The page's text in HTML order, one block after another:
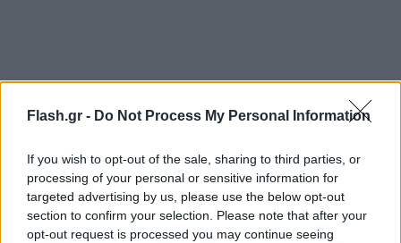
Flash.gr - Do Not Process My Personal Information
If you wish to opt-out of the sale, sharing to third parties, or
processing of your personal or sensitive information for
targeted advertising by us, please use the below opt-out
section to confirm your selection. Please note that after your
opt-out request is processed you may continue seeing
Ιουλίου οι εξής καταβολές, στο πλαίσιο των
τακτικών πληρωμών του Φορέα: